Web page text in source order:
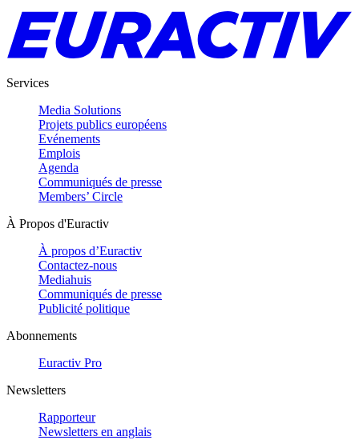
Services
Media Solutions
Projets publics européens
Evénements
Emplois
Agenda
Communiqués de presse
Members’ Circle
À Propos d'Euractiv
À propos d’Euractiv
Contactez-nous
Mediahuis
Communiqués de presse
Publicité politique
Abonnements
Euractiv Pro
Newsletters
Rapporteur
Newsletters en anglais